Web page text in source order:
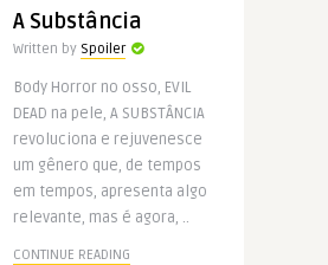
A Substância
Written by Spoiler
Body Horror no osso, EVIL
DEAD na pele, A SUBSTÂNCIA
revoluciona e rejuvenesce
um gênero que, de tempos
em tempos, apresenta algo
relevante, mas é agora, ..
CONTINUE READING